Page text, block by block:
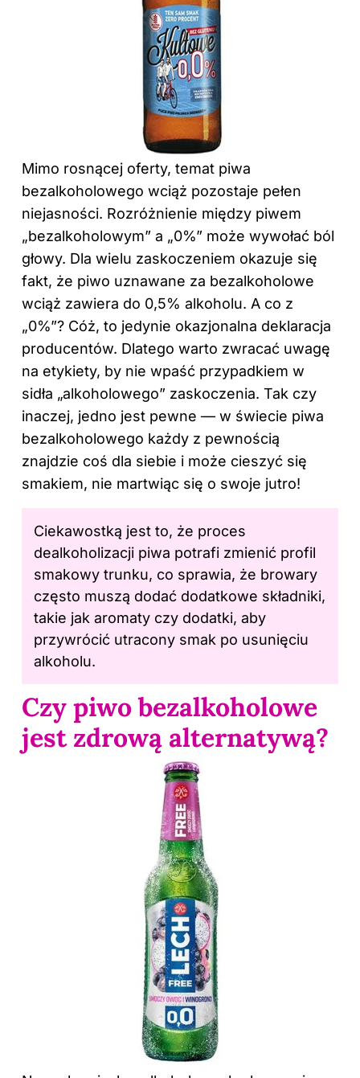
Mimo rosnącej oferty, temat piwa
bezalkoholowego wciąż pozostaje pełen
niejasności. Rozróżnienie między piwem
„bezalkoholowym” a „0%” może wywołać ból
głowy. Dla wielu zaskoczeniem okazuje się
fakt, że piwo uznawane za bezalkoholowe
wciąż zawiera do 0,5% alkoholu. A co z
„0%”? Cóż, to jedynie okazjonalna deklaracja
producentów. Dlatego warto zwracać uwagę
na etykiety, by nie wpaść przypadkiem w
sidła „alkoholowego” zaskoczenia. Tak czy
inaczej, jedno jest pewne — w świecie piwa
bezalkoholowego każdy z pewnością
znajdzie coś dla siebie i może cieszyć się
smakiem, nie martwiąc się o swoje jutro!
Ciekawostką jest to, że proces
dealkoholizacji piwa potrafi zmienić profil
smakowy trunku, co sprawia, że browary
często muszą dodać dodatkowe składniki,
takie jak aromaty czy dodatki, aby
przywrócić utracony smak po usunięciu
alkoholu.
Czy piwo bezalkoholowe
jest zdrową alternatywą?